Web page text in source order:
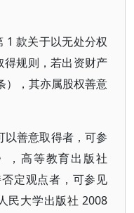
1 款关于以无处分权
规则，若出资财产
），其亦属股权善意
以善意取得者，可参
，高等教育出版社
定观点者，可参见
民大学出版社 2008